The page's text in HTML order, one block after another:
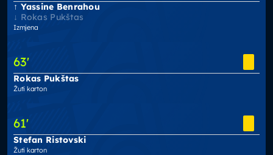
Yassine Benrahou
Rokas Pukštas
Izmjena
63'
Rokas Pukštas
Žuti karton
61'
Stefan Ristovski
Žuti karton